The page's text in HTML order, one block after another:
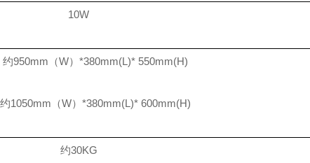
10W
约950mm（W）*380mm(L)* 550mm(H)
1050mm（W）*380mm(L)* 600mm(H)
约30KG